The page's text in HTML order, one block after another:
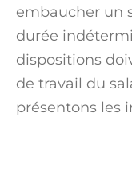
embaucher un
durée
dispositions
de travail du
présentons les